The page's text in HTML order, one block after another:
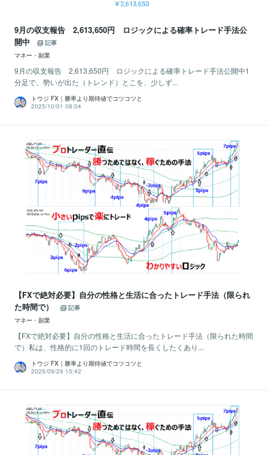
9月の収支報告 2,613,650円 ロジックによる確率トレード手法公
開中
記事
マネー・副業
9月の収支報告 2,613,650円 ロジックによる確率トレード手法公開中1
分足で、勢いが出た（トレンド）とこを、少しず...
トウジ FX｜勝率より期待値でコツコツと
2025/10/01 08:04
【FXで絶対必要】自分の性格と生活に合ったトレード手法（限られ
た時間で）
記事
マネー・副業
【FXで絶対必要】自分の性格と生活に合ったトレード手法（限られた時間
で）私は、性格的に1回のトレード時間を長くしたくあり...
トウジ FX｜勝率より期待値でコツコツと
2025/09/29 15:42